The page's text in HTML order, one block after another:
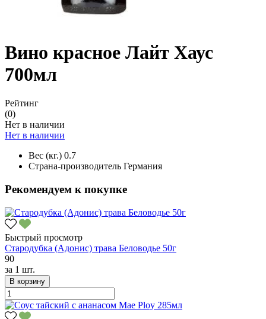
Вино красное Лайт Хаус
700мл
Рейтинг
(0)
Нет в наличии
Нет в наличии
Вес (кг.) 0.7
Страна-производитель Германия
Рекомендуем к покупке
Быстрый просмотр
Стародубка (Адонис) трава Беловодье 50г
90
за 1 шт.
В корзину